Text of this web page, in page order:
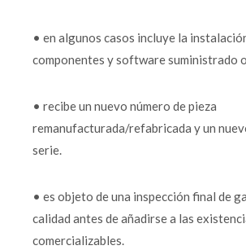
• en algunos casos incluye la
componentes y software suministrado
• recibe un nuevo número de pieza
remanufacturada/refabricada y un
serie.
• es objeto de una inspección final de
calidad antes de añadirse a las
comercializables.